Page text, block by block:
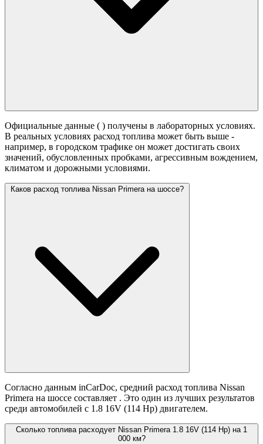
Официальные данные ( ) получены в лабораторных условиях.
В реальных условиях расход топлива может быть выше -
например, в городском трафике он может достигать своих
значений, обусловленных пробками, агрессивным вождением,
климатом и дорожными условиями.
Каков расход топлива Nissan Primera на шоссе?
Согласно данным inCarDoc, средний расход топлива Nissan
Primera на шоссе составляет . Это один из лучших результатов
среди автомобилей с 1.8 16V (114 Hp) двигателем.
Сколько топлива расходует Nissan Primera 1.8 16V (114 Hp) на 1
000 км?